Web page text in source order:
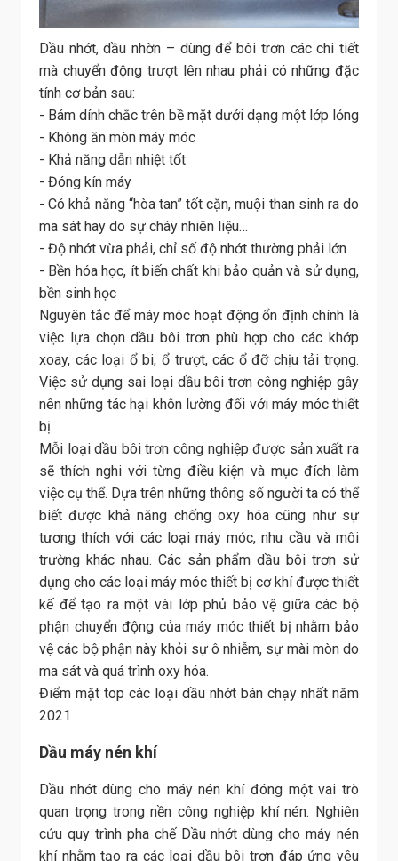
Dầu nhớt, dầu nhờn – dùng để bôi trơn các chi tiết
mà chuyển động trượt lên nhau phải có những đặc
tính cơ bản sau:
- Bám dính chắc trên bề mặt dưới dạng một lớp lỏng
- Không ăn mòn máy móc
- Khả năng dẫn nhiệt tốt
- Đóng kín máy
- Có khả năng “hòa tan” tốt cặn, muội than sinh ra do
ma sát hay do sự cháy nhiên liệu…
- Độ nhớt vừa phải, chỉ số độ nhớt thường phải lớn
- Bền hóa học, ít biến chất khi bảo quản và sử dụng,
bền sinh học
Nguyên tắc để máy móc hoạt động ổn định chính là
việc lựa chọn dầu bôi trơn phù hợp cho các khớp
xoay, các loại ổ bi, ổ trượt, các ổ đỡ chịu tải trọng.
Việc sử dụng sai loại dầu bôi trơn công nghiệp gây
nên những tác hại khôn lường đối với máy móc thiết
bị.
Mỗi loại dầu bôi trơn công nghiệp được sản xuất ra
sẽ thích nghi với từng điều kiện và mục đích làm
việc cụ thể. Dựa trên những thông số người ta có thể
biết được khả năng chống oxy hóa cũng như sự
tương thích với các loại máy móc, nhu cầu và môi
trường khác nhau. Các sản phẩm dầu bôi trơn sử
dụng cho các loại máy móc thiết bị cơ khí được thiết
kế để tạo ra một vài lớp phủ bảo vệ giữa các bộ
phận chuyển động của máy móc thiết bị nhằm bảo
vệ các bộ phận này khỏi sự ô nhiễm, sự mài mòn do
ma sát và quá trình oxy hóa.
Điểm mặt top các loại dầu nhớt bán chạy nhất năm
2021
Dầu máy nén khí
Dầu nhớt dùng cho máy nén khí đóng một vai trò
quan trọng trong nền công nghiệp khí nén. Nghiên
cứu quy trình pha chế Dầu nhớt dùng cho máy nén
khí nhằm tạo ra các loại dầu bôi trơn đáp ứng yêu